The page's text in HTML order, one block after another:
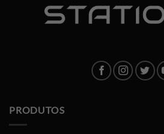
PRODUTOS